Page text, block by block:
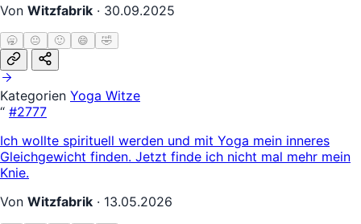
Von Witzfabrik · 30.09.2025
🥱 😐 🙂 😄 🤣
Kategorien Yoga Witze
“ #2777
Ich wollte spirituell werden und mit Yoga mein inneres
Gleichgewicht finden. Jetzt finde ich nicht mal mehr mein
Knie.
Von Witzfabrik · 13.05.2026